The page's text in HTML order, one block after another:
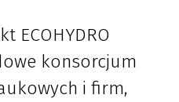
ECOHYDRO
konsorcjum
i firm,